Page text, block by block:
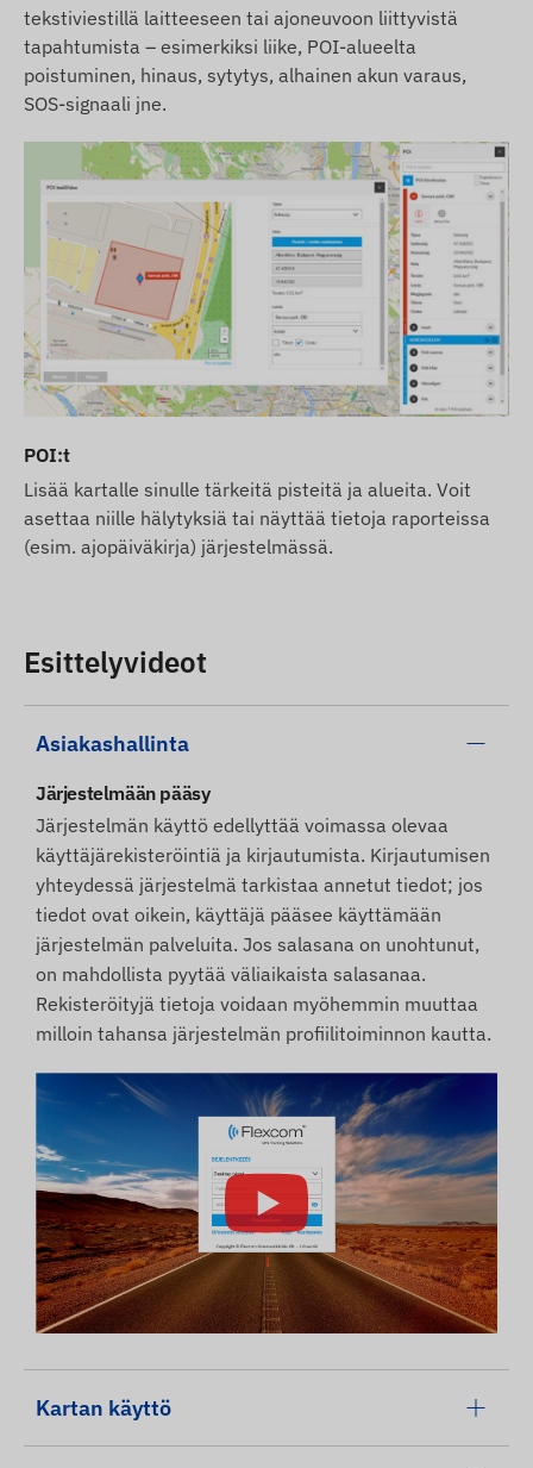
tekstiviestillä laitteeseen tai ajoneuvoon liittyvistä
tapahtumista – esimerkiksi liike, POI-alueelta
poistuminen, hinaus, sytytys, alhainen akun varaus,
SOS-signaali jne.
POI:t
Lisää kartalle sinulle tärkeitä pisteitä ja alueita. Voit
asettaa niille hälytyksiä tai näyttää tietoja raporteissa
(esim. ajopäiväkirja) järjestelmässä.
Esittelyvideot
Asiakashallinta
Järjestelmään pääsy
Järjestelmän käyttö edellyttää voimassa olevaa
käyttäjärekisteröintiä ja kirjautumista. Kirjautumisen
yhteydessä järjestelmä tarkistaa annetut tiedot; jos
tiedot ovat oikein, käyttäjä pääsee käyttämään
järjestelmän palveluita. Jos salasana on unohtunut,
on mahdollista pyytää väliaikaista salasanaa.
Rekisteröityjä tietoja voidaan myöhemmin muuttaa
milloin tahansa järjestelmän profiilitoiminnon kautta.
Kartan käyttö